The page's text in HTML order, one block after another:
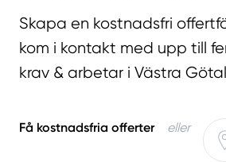
Skapa en kostnadsfri
kom i kontakt med upp till
krav & arbetar i Västra
Få kostnadsfria offerter eller